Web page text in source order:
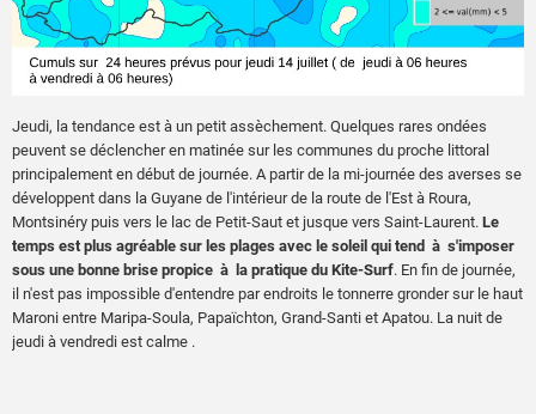
Jeudi, la tendance est à un petit assèchement. Quelques rares ondées
peuvent se déclencher en matinée sur les communes du proche littoral
principalement en début de journée. A partir de la mi-journée des averses se
développent dans la Guyane de l'intérieur de la route de l'Est à Roura,
Montsinéry puis vers le lac de Petit-Saut et jusque vers Saint-Laurent. Le
temps est plus agréable sur les plages avec le soleil qui tend à s'imposer
sous une bonne brise propice à la pratique du Kite-Surf. En fin de journée,
il n'est pas impossible d'entendre par endroits le tonnerre gronder sur le haut
Maroni entre Maripa-Soula, Papaïchton, Grand-Santi et Apatou. La nuit de
jeudi à vendredi est calme .